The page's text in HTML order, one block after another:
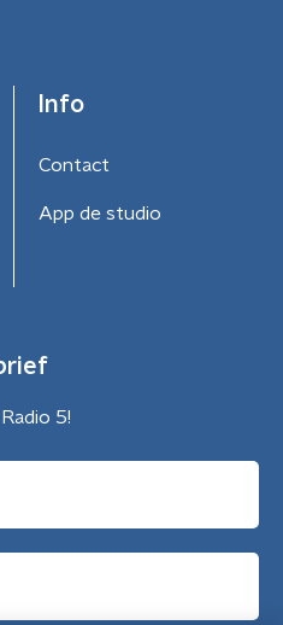
Info
Contact
App de studio
5!